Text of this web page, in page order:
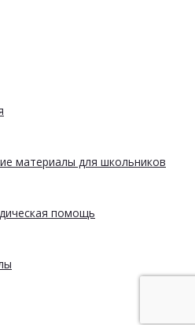
материалы для школьников
помощь